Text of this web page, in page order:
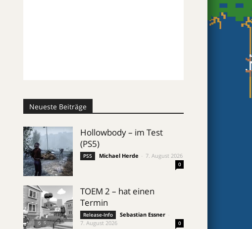
Neueste Beiträge
Hollowbody – im Test
(PS5)
PS5 Michael Herde 7. August 2026
0
TOEM 2 – hat einen
Termin
Release-Info Sebastian Essner
7. August 2026
0